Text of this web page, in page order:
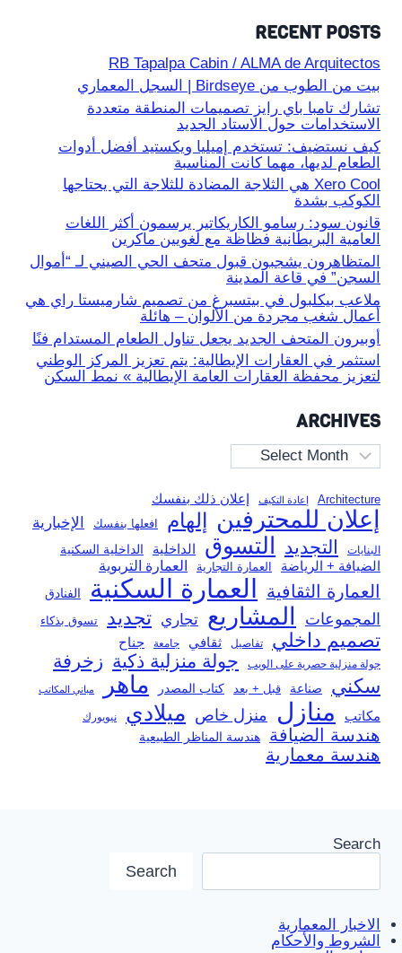
RECENT POSTS
RB Tapalpa Cabin / ALMA de Arquitectos
بيت من الطوب من Birdseye | السجل المعماري
تشارك تامبا باي رايز تصميمات المنطقة متعددة
الاستخدامات حول الاستاد الجديد
كيف نستضيف: تستخدم إميليا ويكستيد أفضل أدوات
الطعام لديها، مهما كانت المناسبة
Xero Cool هي الثلاجة المضادة للثلاجة التي يحتاجها
الكوكب بشدة
قانون سود: رسامو الكاريكاتير يرسمون أكثر اللغات
العامية البريطانية فظاظة مع لغويين ماكرين
المتظاهرون يشجبون قبول متحف الحي الصيني لـ “أموال
السجن” في قاعة المدينة
ملاعب بيكلبول في بيتسبرغ من تصميم شارميستا راي هي
أعمال شغب مجردة من الألوان – هائلة
أوبيرون المتحف الجديد يجعل تناول الطعام المستدام فنًا
استثمر في العقارات الإيطالية: يتم تعزيز المركز الوطني
لتعزيز محفظة العقارات العامة الإيطالية » نمط السكن
ARCHIVES
Archives
Architecture إعادة التكيف إعلان ذلك بنفسك
إعلان للمحترفين إلهام افعلها بنفسك الإخبارية
البنايات التجديد التسوق الداخلية الداخلية السكنية
الضيافة + الرياضة العمارة التجارية العمارة التربوية
العمارة الثقافية العمارة السكنية الفنادق
المجموعات المشاريع تجاري تجديد تسوق بذكاء
تصميم داخلي تفاصيل ثقافي جامعة جناح
جولة منزلية حصرية على الويب جولة منزلية ذكية زخرفة
سكني صناعة قبل + بعد كتاب المصدر ماهر مباني المكاتب
مكاتب منازل منزل خاص ميلادي نيويورك
هندسة الضيافة هندسة المناظر الطبيعية
هندسة معمارية
Search
Search
الاخبار المعمارية
الشروط والأحكام